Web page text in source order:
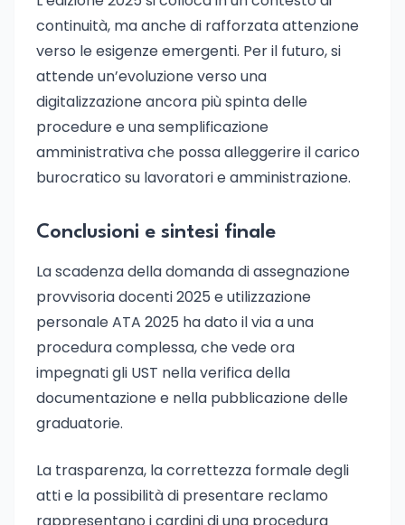
continuità, ma anche di rafforzata attenzione
verso le esigenze emergenti. Per il futuro, si
attende un’evoluzione verso una
digitalizzazione ancora più spinta delle
procedure e una semplificazione
amministrativa che possa alleggerire il carico
burocratico su lavoratori e amministrazione.
Conclusioni e sintesi finale
La scadenza della domanda di assegnazione
provvisoria docenti 2025 e utilizzazione
personale ATA 2025 ha dato il via a una
procedura complessa, che vede ora
impegnati gli UST nella verifica della
documentazione e nella pubblicazione delle
graduatorie.
La trasparenza, la correttezza formale degli
atti e la possibilità di presentare reclamo